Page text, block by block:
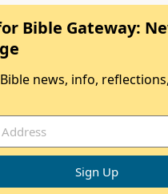
Bible Gateway:
news, info,